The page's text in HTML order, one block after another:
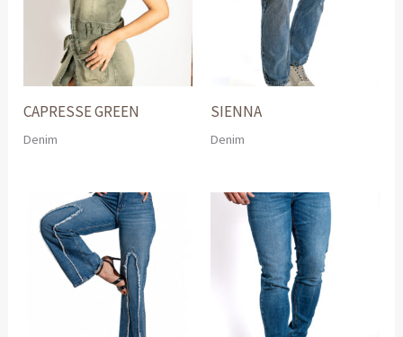
CAPRESSE GREEN
Denim
SIENNA
Denim